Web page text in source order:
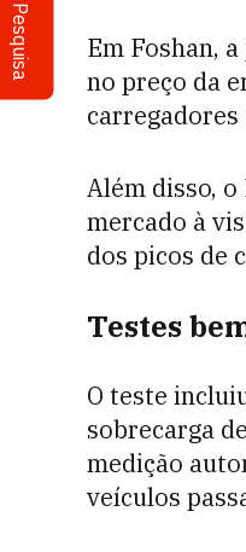
Pesquisa
Em Foshan,
no preço da
carregadores
Além disso,
mercado à
dos picos de
Testes
O teste
sobrecarga
medição
veículos